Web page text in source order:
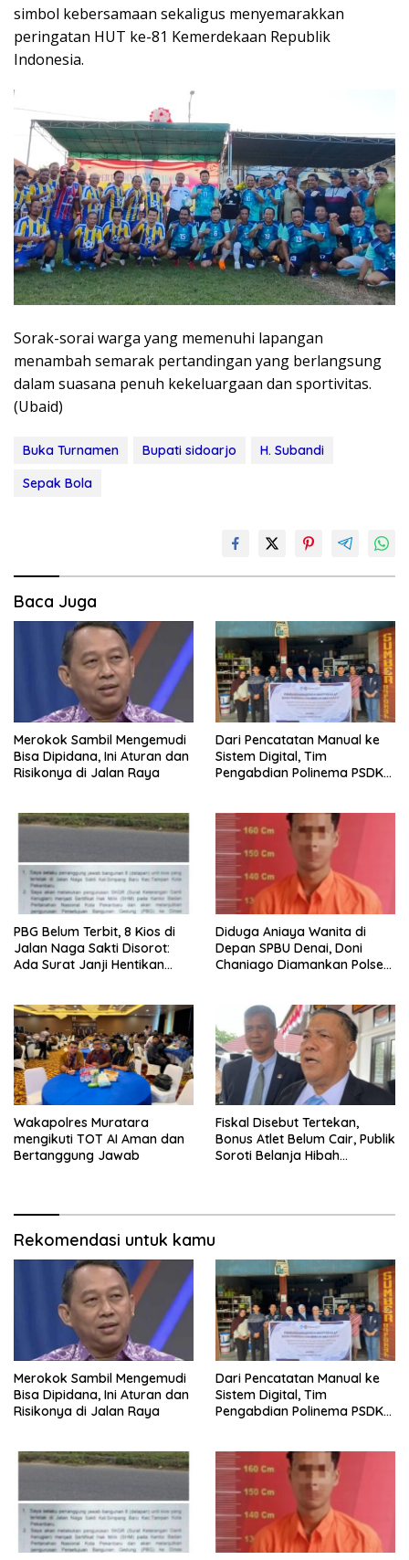
simbol kebersamaan sekaligus menyemarakkan
peringatan HUT ke-81 Kemerdekaan Republik
Indonesia.
Sorak-sorai warga yang memenuhi lapangan
menambah semarak pertandingan yang berlangsung
dalam suasana penuh kekeluargaan dan sportivitas.
(Ubaid)
Buka Turnamen Bupati sidoarjo
H. Subandi
Sepak Bola
Baca Juga
Merokok Sambil Mengemudi
Bisa Dipidana, Ini Aturan dan
Risikonya di Jalan Raya
Dari Pencatatan Manual ke
Sistem Digital, Tim
Pengabdian Polinema PSDKU
PBG Belum Terbit, 8 Kios di
Jalan Naga Sakti Disorot:
Ada Surat Janji Hentikan
Diduga Aniaya Wanita di
Depan SPBU Denai, Doni
Chaniago Diamankan Polsek
Wakapolres Muratara
mengikuti TOT AI Aman dan
Bertanggung Jawab
Fiskal Disebut Tertekan,
Bonus Atlet Belum Cair, Publik
Soroti Belanja Hibah
Rekomendasi untuk kamu
Merokok Sambil Mengemudi
Bisa Dipidana, Ini Aturan dan
Risikonya di Jalan Raya
Dari Pencatatan Manual ke
Sistem Digital, Tim
Pengabdian Polinema PSDKU